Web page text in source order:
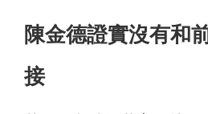
陳金德證實沒有和
接